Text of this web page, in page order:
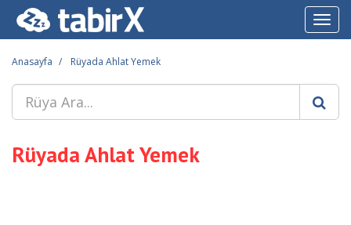
Anasayfa Rüyada Ahlat Yemek
Rüyada Ahlat Yemek